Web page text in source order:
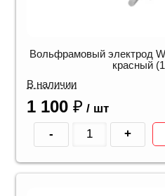
Вольфрамовый электрод
красный
В наличии
1 100 ₽ / шт
- +